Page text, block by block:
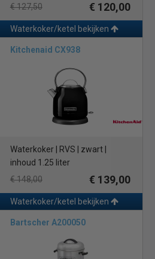
€ 127,50 € 120,00
Waterkoker/ketel bekijken
Kitchenaid CX938
Waterkoker | RVS | zwart |
inhoud 1.25 liter
€ 148,00
€ 139,00
Waterkoker/ketel bekijken
Bartscher A200050